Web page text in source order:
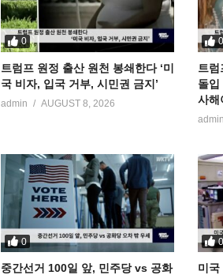
0
트럼프 원정 출산 원천 봉쇄한다 ‘미
국 비자, 입국 거부, 시민권 금지’
admin AUGUST 8, 2026
트럼
돌입
사해
admin
0
중간선거 100일 앞, 민주당 vs 공화
미국